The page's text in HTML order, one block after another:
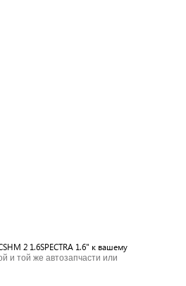
2 1.6SPECTRA 1.6" к вашему
и той же автозапчасти или